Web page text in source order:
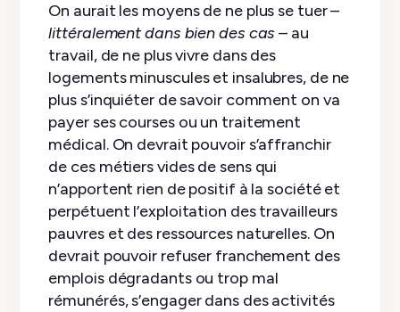
On aurait les moyens de ne plus se tuer –
littéralement dans bien des cas – au
travail, de ne plus vivre dans des
logements minuscules et insalubres, de ne
plus s’inquiéter de savoir comment on va
payer ses courses ou un traitement
médical. On devrait pouvoir s’affranchir
de ces métiers vides de sens qui
n’apportent rien de positif à la société et
perpétuent l’exploitation des travailleurs
pauvres et des ressources naturelles. On
devrait pouvoir refuser franchement des
emplois dégradants ou trop mal
rémunérés, s’engager dans des activités